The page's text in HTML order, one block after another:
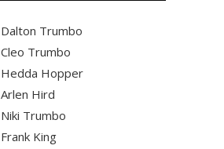
Dalton Trumbo
Cleo Trumbo
Hedda Hopper
Arlen Hird
Niki Trumbo
Frank King